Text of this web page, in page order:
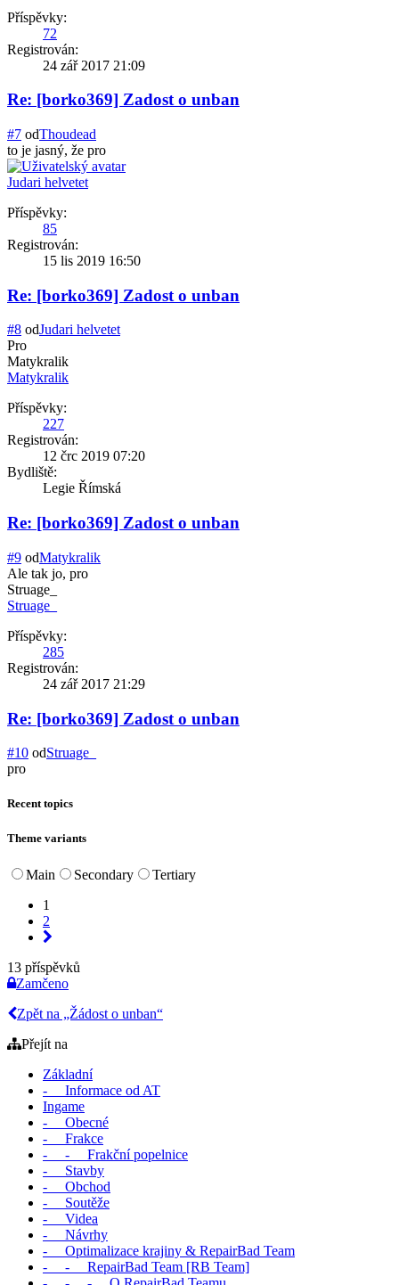
Příspěvky:
72
Registrován:
24 zář 2017 21:09
Re: [borko369] Zadost o unban
#7 odThoudead
to je jasný, že pro
Judari helvetet
Příspěvky:
85
Registrován:
15 lis 2019 16:50
Re: [borko369] Zadost o unban
#8 odJudari helvetet
Pro
Matykralik
Matykralik
Příspěvky:
227
Registrován:
12 črc 2019 07:20
Bydliště:
Legie Římská
Re: [borko369] Zadost o unban
#9 odMatykralik
Ale tak jo, pro
Struage_
Struage_
Příspěvky:
285
Registrován:
24 zář 2017 21:29
Re: [borko369] Zadost o unban
#10 odStruage_
pro
Recent topics
Theme variants
Main Secondary
Tertiary
1
2
13 příspěvků
Zamčeno
Zpět na „Žádost o unban“
Přejít na
Základní
- Informace od AT
Ingame
- Obecné
- Frakce
- - Frakční popelnice
- Stavby
- Obchod
- Soutěže
- Videa
- Návrhy
- Optimalizace krajiny & RepairBad Team
- - RepairBad Team [RB Team]